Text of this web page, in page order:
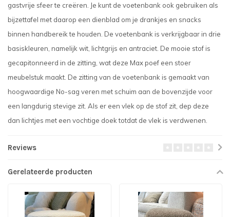
gastvrije sfeer te creëren. Je kunt de voetenbank ook gebruiken als
bijzettafel met daarop een dienblad om je drankjes en snacks
binnen handbereik te houden. De voetenbank is verkrijgbaar in drie
basiskleuren, namelijk wit, lichtgrijs en antraciet. De mooie stof is
gecapitonneerd in de zitting, wat deze Max poef een stoer
meubelstuk maakt. De zitting van de voetenbank is gemaakt van
hoogwaardige No-sag veren met schuim aan de bovenzijde voor
een langdurig stevige zit. Als er een vlek op de stof zit, dep deze
dan lichtjes met een vochtige doek totdat de vlek is verdwenen.
Reviews
Gerelateerde producten